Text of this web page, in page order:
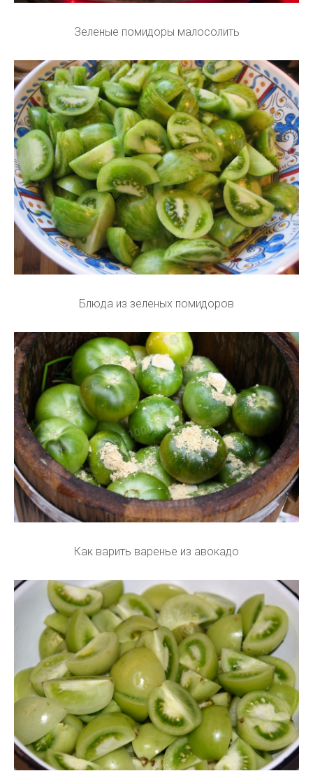
Зеленые помидоры малосолить
Блюда из зеленых помидоров
Как варить варенье из авокадо